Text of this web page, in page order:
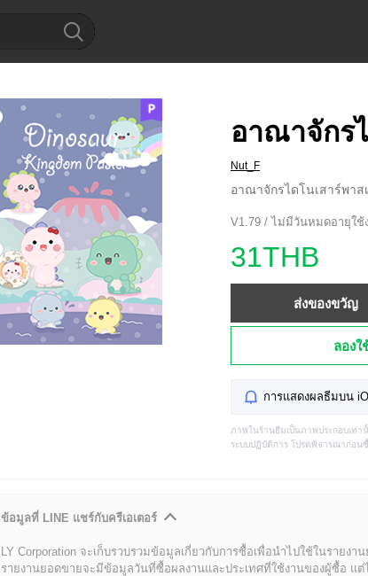
อาณาจักร
Nut_F
อาณาจักรไดโนเสาร์พาส
V1.79 / ไม่มีวันหมดอายุใช้
31THB
ส่งของขวัญ
ลอง
การแสดงผลธีมบน
ภาพในร้านธีมเป็นภาพประกอบเท่า
ระบบปฏิบัติการ โปรดพิจารณาก่อน
ข้อมูลที่ LINE แชร์กับครีเอเตอร์
LY Corporation จะเก็บรวบรวมข้อมูลเกี่ยวกับการซื้อเพื่อนำไปใช้ในรายงา
รายงานยอดขายจะมีข้อมูลวันที่ซื้อผลงานและประเทศที่ใช้งานของผู้ซื้อ แ